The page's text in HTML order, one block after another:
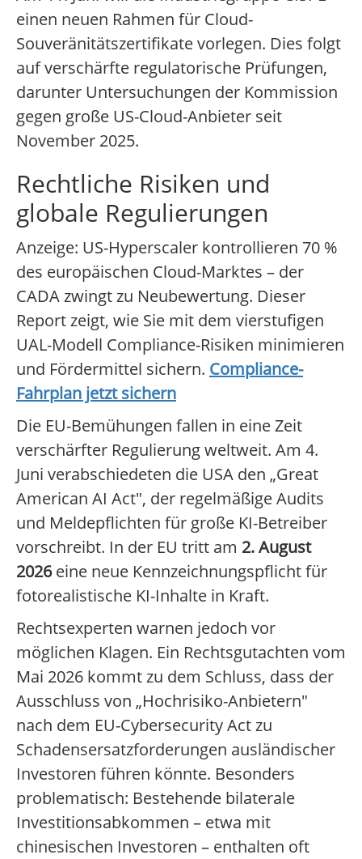
einen neuen Rahmen für Cloud-
Souveränitätszertifikate vorlegen. Dies folgt
auf verschärfte regulatorische Prüfungen,
darunter Untersuchungen der Kommission
gegen große US-Cloud-Anbieter seit
November 2025.
Rechtliche Risiken und
globale Regulierungen
Anzeige: US-Hyperscaler kontrollieren 70 %
des europäischen Cloud-Marktes – der
CADA zwingt zu Neubewertung. Dieser
Report zeigt, wie Sie mit dem vierstufigen
UAL-Modell Compliance-Risiken minimieren
und Fördermittel sichern. Compliance-
Fahrplan jetzt sichern
Die EU-Bemühungen fallen in eine Zeit
verschärfter Regulierung weltweit. Am 4.
Juni verabschiedeten die USA den „Great
American AI Act", der regelmäßige Audits
und Meldepflichten für große KI-Betreiber
vorschreibt. In der EU tritt am 2. August
2026eine neue Kennzeichnungspflicht für
fotorealistische KI-Inhalte in Kraft.
Rechtsexperten warnen jedoch vor
möglichen Klagen. Ein Rechtsgutachten vom
Mai 2026 kommt zu dem Schluss, dass der
Ausschluss von „Hochrisiko-Anbietern"
nach dem EU-Cybersecurity Act zu
Schadensersatzforderungen ausländischer
Investoren führen könnte. Besonders
problematisch: Bestehende bilaterale
Investitionsabkommen – etwa mit
chinesischen Investoren – enthalten oft